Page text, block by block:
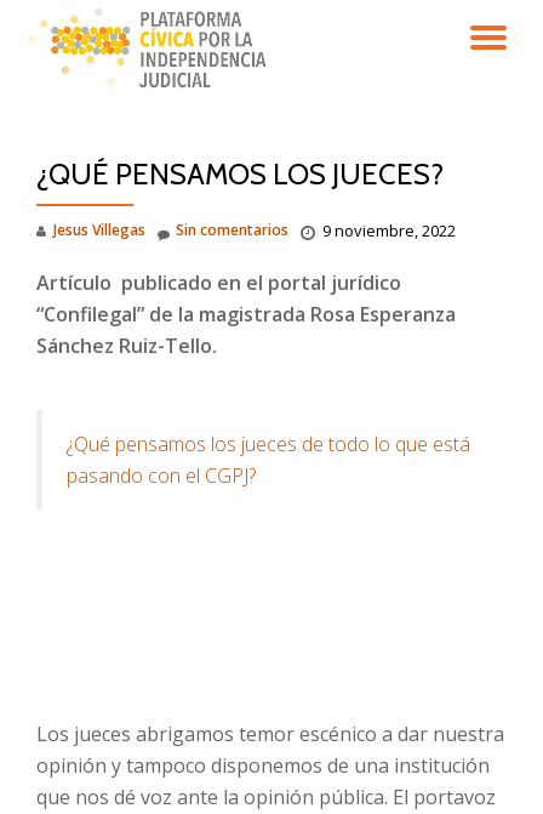
¿QUÉ PENSAMOS LOS JUECES?
Jesus Villegas 9 noviembre, 2022
Sin comentarios
Artículo publicado en el portal jurídico
“Confilegal” de la magistrada Rosa Esperanza
Sánchez Ruiz-Tello.
¿Qué pensamos los jueces de todo lo que está
pasando con el CGPJ?
Los jueces abrigamos temor escénico a dar nuestra
opinión y tampoco disponemos de una institución
que nos dé voz ante la opinión pública. El portavoz